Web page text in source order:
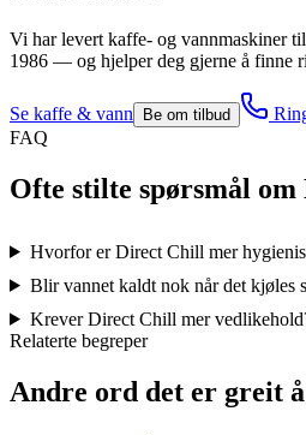
Vi har levert kaffe- og vannmaskinertil
1986 — og hjelper deg gjerne å finne
Se kaffe & vann Be om tilbud
FAQ
Ofte stilte spørsmål
Hvorfor er Direct Chill mer
Blir vannet kaldt nok når det kjøles
Krever Direct Chill mer
Relaterte begreper
Andre ord det er greit